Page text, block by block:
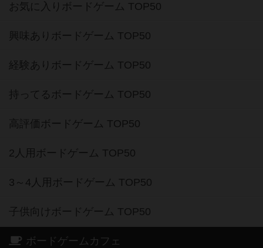
お気に入りボードゲーム TOP50
興味ありボードゲーム TOP50
経験ありボードゲーム TOP50
持ってるボードゲーム TOP50
高評価ボードゲーム TOP50
2人用ボードゲーム TOP50
3～4人用ボードゲーム TOP50
子供向けボードゲーム TOP50
ボードゲームカフェ